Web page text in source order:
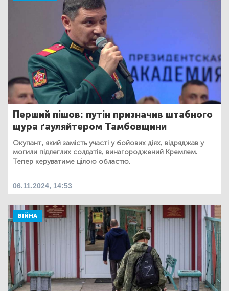
Перший пішов: путін призначив штабного
щура ґауляйтером Тамбовщини
Окупант, який замість участі у бойових діях, відряджав у
могили підлеглих солдатів, винагороджений Кремлем.
Тепер керуватиме цілою областю.
06.11.2024, 14:53
ВІЙНА